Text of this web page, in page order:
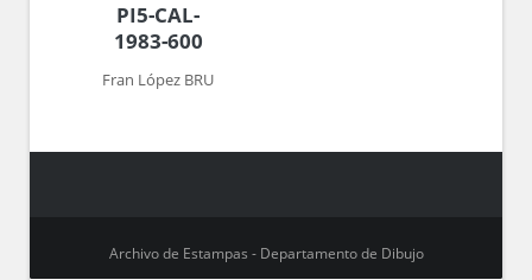
PI5-CAL-
1983-600
Fran López BRU
Archivo de Estampas - Departamento de Dibujo